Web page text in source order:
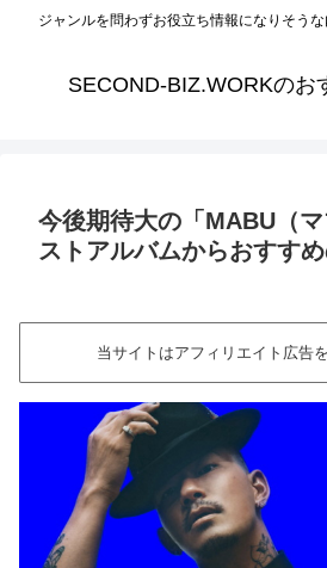
ジャンルを問わずお役立ち情報になりそうな
SECOND-BIZ.WORKのお
今後期待大の「MABU（
ストアルバムからおすすめ
当サイトはアフィリエイト広告